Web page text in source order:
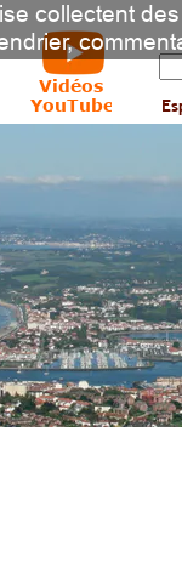
Vidéos
YouTube
collectent